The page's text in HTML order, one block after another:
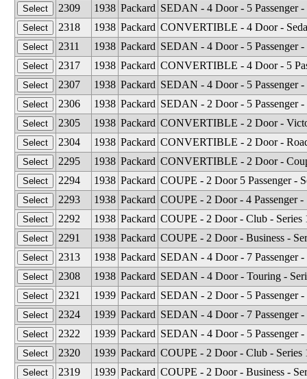
2309
1938 Packard SEDAN - 4 Door - 5 Passenger
2318
1938 Packard CONVERTIBLE - 4 Door -
2311
1938 Packard SEDAN - 4 Door - 5 Passenger
2317
1938 Packard CONVERTIBLE - 4 Door - 5
2307
1938 Packard SEDAN - 4 Door - 5 Passenger
2306
1938 Packard SEDAN - 2 Door - 5 Passenger
2305
1938 Packard CONVERTIBLE - 2 Door -
2304
1938 Packard CONVERTIBLE - 2 Door -
2295
1938 Packard CONVERTIBLE - 2 Door -
2294
1938 Packard COUPE - 2 Door 5 Passenger -
2293
1938 Packard COUPE - 2 Door - 4 Passenger
2292
1938 Packard COUPE - 2 Door - Club - Series
2291
1938 Packard COUPE - 2 Door - Business -
2313
1938 Packard SEDAN - 4 Door - 7 Passenger -
2308
1938 Packard SEDAN - 4 Door - Touring -
2321
1939 Packard SEDAN - 2 Door - 5 Passenger
2324
1939 Packard SEDAN - 4 Door - 7 Passenger
2322
1939 Packard SEDAN - 4 Door - 5 Passenger
2320
1939 Packard COUPE - 2 Door - Club -
2319
1939 Packard COUPE - 2 Door - Business -